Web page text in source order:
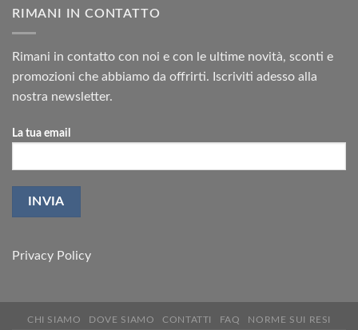
RIMANI IN CONTATTO
Rimani in contatto con noi e con le ultime novità, sconti e
promozioni che abbiamo da offrirti. Iscriviti adesso alla
nostra newsletter.
La tua email
Privacy Policy
CHI SIAMO DOVE SIAMO CONTATTI FAQ NORME SUI RESI